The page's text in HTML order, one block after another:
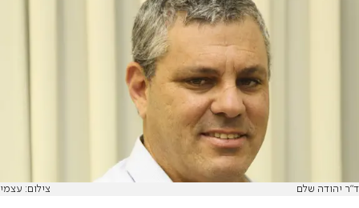
ד"ר יהודה שלם צילום: עצמי